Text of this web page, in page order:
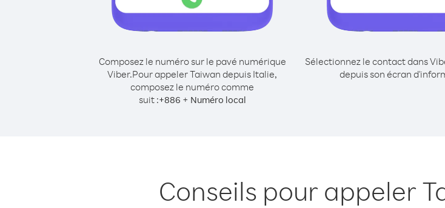
Composez le numéro sur le pavé numérique
Viber.Pour appeler Taiwan depuis Italie,
composez le numéro comme
suit :+886 + Numéro local
Sélectionnez le contact dans
depuis son écran
Conseils pour appeler